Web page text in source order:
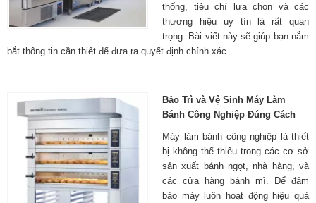
thống, tiêu chí lựa chọn và các
thương hiệu uy tín là rất quan
trọng. Bài viết này sẽ giúp bạn nắm
bắt thông tin cần thiết để đưa ra quyết định chính xác.
Bảo Trì và Vệ Sinh Máy Làm
Bánh Công Nghiệp Đúng Cách
Máy làm bánh công nghiệp là thiết
bị không thể thiếu trong các cơ sở
sản xuất bánh ngọt, nhà hàng, và
các cửa hàng bánh mì. Để đảm
bảo máy luôn hoạt động hiệu quả